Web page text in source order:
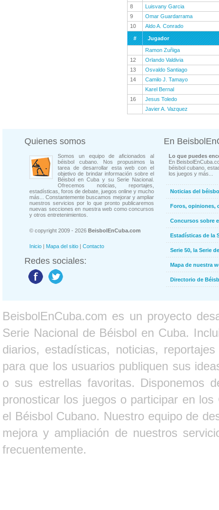
8
Luisvany Garcia
9
Omar Guardarrama
10
Aldo A. Conrado
#
Jugador
Ramon Zuñiga
12
Orlando Valdivia
13
Osvaldo Santiago
14
Camilo J. Tamayo
Karel Bernal
16
Jesus Toledo
Javier A. Vazquez
Quienes somos
Somos un equipo de aficionados al
béisbol cubano. Nos propusimos la
tarea de desarrollar esta web con el
objetivo de brindar información sobre el
Béisbol en Cuba y su Serie Nacional.
Ofrecemos noticias, reportajes,
estadísticas, foros de debate, juegos online y mucho
más... Constantemente buscamos mejorar y ampliar
nuestros servicios por lo que pronto publicaremos
nuevas secciones en nuestra web como concursos
y otros entretenimientos.
© copyright 2009 - 2026 BeisbolEnCuba.com
Inicio | Mapa del sitio | Contacto
Redes sociales:
En
Lo que puedes
En
béisbol cubano,
los juegos y más...
Noticias del
Foros, opiniones,
Concursos sobre
Estadísticas de la
Serie 50, la Serie
Mapa de nuestra
Directorio de
BeisbolEnCuba.com es un proyecto
Serie Nacional de Béisbol en Cuba.
diarios, estadísticas, noticias,
para que los usuarios publiquen sus
o sus estrellas favoritas. Disponemos
pronosticar los juegos o participar en
el Béisbol Cubano. Nuestro equipo de
mejora y ampliación de nuestros
frecuentemente.